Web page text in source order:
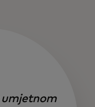
umjetnom